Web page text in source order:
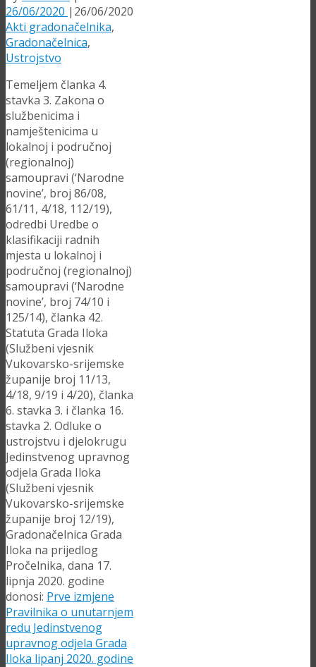
26/06/2020 | 26/06/2020
Akti gradonačelnika,
Gradonačelnica,
Ustrojstvo
Temeljem članka 4.
stavka 3. Zakona o
službenicima i
namještenicima u
lokalnoj i područnoj
(regionalnoj)
samoupravi (‘Narodne
novine’, broj 86/08,
61/11, 4/18, 112/19),
odredbi Uredbe o
klasifikaciji radnih
mjesta u lokalnoj i
područnoj (regionalnoj)
samoupravi (‘Narodne
novine’, broj 74/10 i
125/14), članka 42.
Statuta Grada Iloka
(Službeni vjesnik
Vukovarsko-srijemske
županije broj 11/13,
4/18, 9/19 i 4/20), članka
6. stavka 3. i članka 16.
stavka 2. Odluke o
ustrojstvu i djelokrugu
Jedinstvenog upravnog
odjela Grada Iloka
(Službeni vjesnik
Vukovarsko-srijemske
županije broj 12/19),
Gradonačelnica Grada
Iloka na prijedlog
Pročelnika, dana 17.
lipnja 2020. godine
donosi: Prve izmjene
Pravilnika o unutarnjem
redu Jedinstvenog
upravnog odjela Grada
Iloka lipanj 2020. godine